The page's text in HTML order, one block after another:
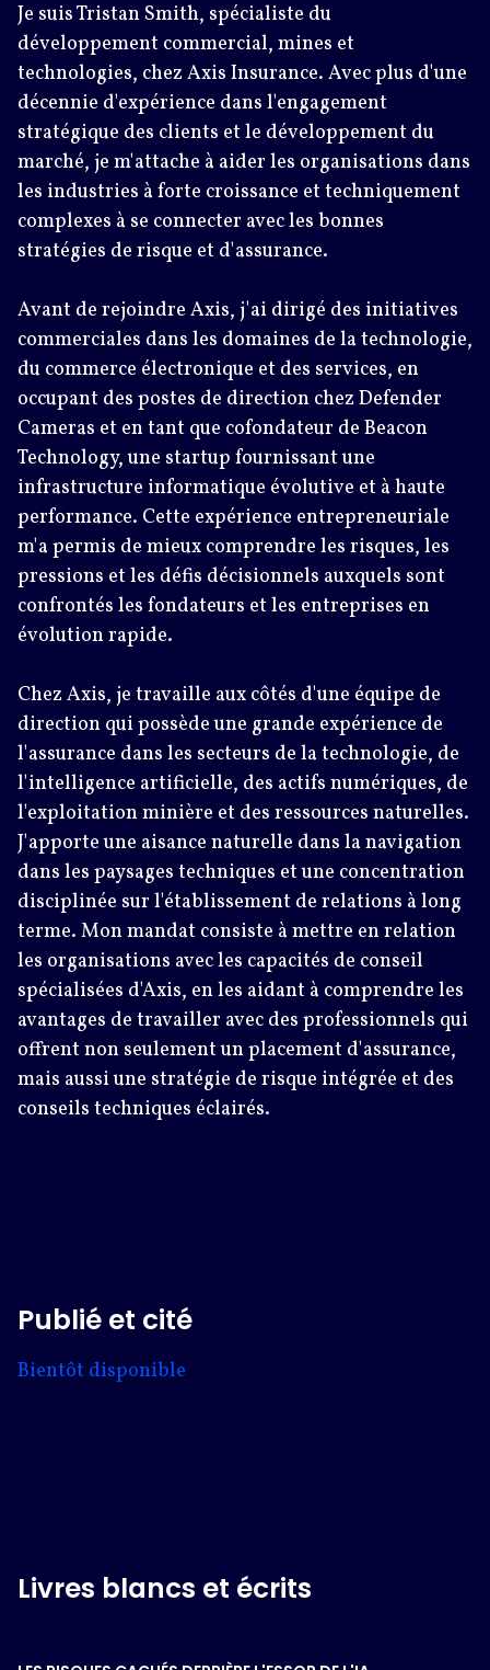
Je suis Tristan Smith, spécialiste du
développement commercial, mines et
technologies, chez Axis Insurance. Avec plus d'une
décennie d'expérience dans l'engagement
stratégique des clients et le développement du
marché, je m'attache à aider les organisations dans
les industries à forte croissance et techniquement
complexes à se connecter avec les bonnes
stratégies de risque et d'assurance.
Avant de rejoindre Axis, j'ai dirigé des initiatives
commerciales dans les domaines de la technologie,
du commerce électronique et des services, en
occupant des postes de direction chez Defender
Cameras et en tant que cofondateur de Beacon
Technology, une startup fournissant une
infrastructure informatique évolutive et à haute
performance. Cette expérience entrepreneuriale
m'a permis de mieux comprendre les risques, les
pressions et les défis décisionnels auxquels sont
confrontés les fondateurs et les entreprises en
évolution rapide.
Chez Axis, je travaille aux côtés d'une équipe de
direction qui possède une grande expérience de
l'assurance dans les secteurs de la technologie, de
l'intelligence artificielle, des actifs numériques, de
l'exploitation minière et des ressources naturelles.
J'apporte une aisance naturelle dans la navigation
dans les paysages techniques et une concentration
disciplinée sur l'établissement de relations à long
terme. Mon mandat consiste à mettre en relation
les organisations avec les capacités de conseil
spécialisées d'Axis, en les aidant à comprendre les
avantages de travailler avec des professionnels qui
offrent non seulement un placement d'assurance,
mais aussi une stratégie de risque intégrée et des
conseils techniques éclairés.
Publié et cité
Bientôt disponible
Livres blancs et écrits